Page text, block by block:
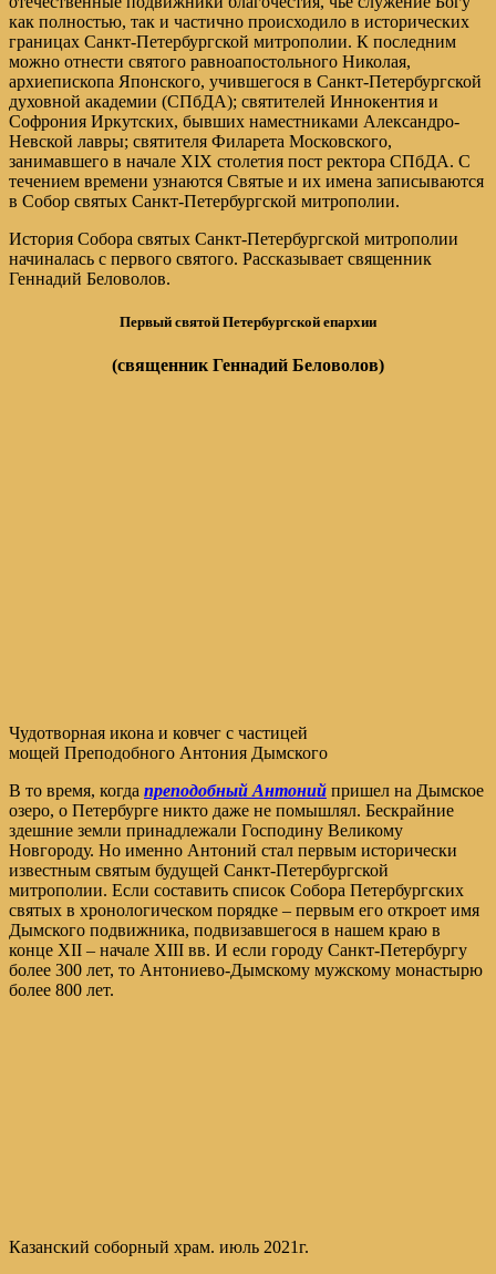
как полностью, так и частично происходило в исторических
границах Санкт-Петербургской митрополии. К последним
можно отнести святого равноапостольного Николая,
архиепископа Японского, учившегося в Санкт-Петербургской
духовной академии (СПбДА); святителей Иннокентия и
Софрония Иркутских, бывших наместниками Александро-
Невской лавры; святителя Филарета Московского,
занимавшего в начале XIX столетия пост ректора СПбДА. С
течением времени узнаются Святые и их имена записываются
в Собор святых Санкт-Петербургской митрополии.
История Собора святых Санкт-Петербургской митрополии
начиналась с первого святого. Рассказывает священник
Геннадий Беловолов.
Первый святой Петербургской епархии
(священник Геннадий Беловолов)
Чудотворная икона и ковчег с частицей
мощей Преподобного Антония Дымского
В то время, когда преподобный Антоний пришел на Дымское
озеро, о Петербурге никто даже не помышлял. Бескрайние
здешние земли принадлежали Господину Великому
Новгороду. Но именно Антоний стал первым исторически
известным святым будущей Санкт-Петербургской
митрополии. Если составить список Собора Петербургских
святых в хронологическом порядке – первым его откроет имя
Дымского подвижника, подвизавшегося в нашем краю в
конце XII – начале XIII вв. И если городу Санкт-Петербургу
более 300 лет, то Антониево-Дымскому мужскому монастырю
более 800 лет.
Казанский соборный храм. июль 2021г.